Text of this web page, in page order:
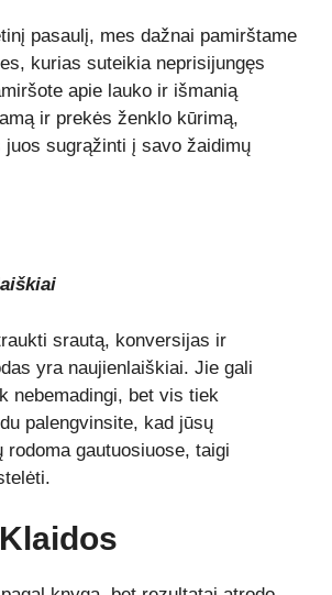
pasaulį, mes dažnai pamirštame
kurias suteikia neprisijungęs
apie lauko ir išmanią
ir prekės ženklo kūrimą,
sugrąžinti į savo žaidimų
srautą, konversijas ir
yra naujienlaiškiai. Jie gali
nebemadingi, bet vis tiek
palengvinsite, kad jūsų
rodoma gautuosiuose, taigi